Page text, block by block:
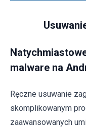
malware na
Ręczne usuwanie
skomplikowanym
zaawansowanych